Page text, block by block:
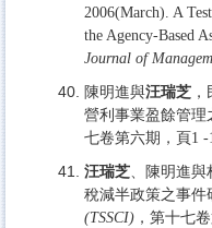
2006(March). A
the Agency-Based
Journal of
陳明進與汪瑞芝
營利事業盈餘管理
七卷第六期，頁1 -
汪瑞芝、陳明進與
稅減半政策之事件
(TSSCI) ，第十七